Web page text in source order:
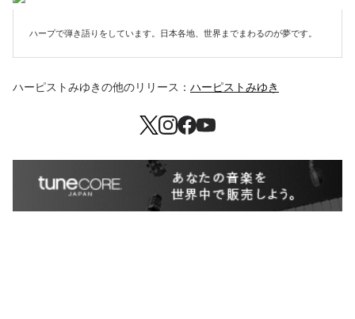
ハープで弾き語りをしています。日本各地、世界までまわるのが夢です。
ハーピストみゆきの他のリリース： ハーピストみゆき